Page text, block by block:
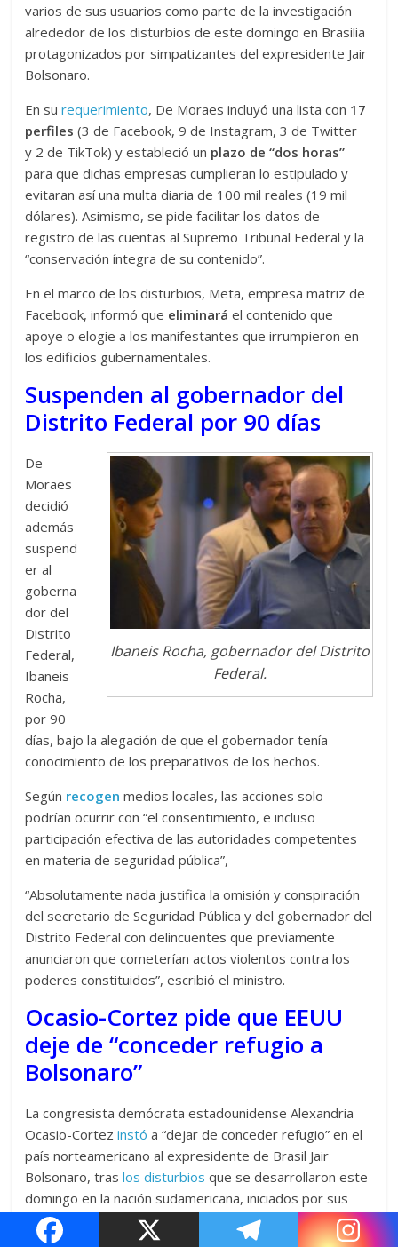
varios de sus usuarios como parte de la investigación
alrededor de los disturbios de este domingo en Brasilia
protagonizados por simpatizantes del expresidente Jair
Bolsonaro.
En surequerimiento, De Moraes incluyó una lista con 17
perfiles (3 de Facebook, 9 de Instagram, 3 de Twitter
y 2 de TikTok) y estableció un plazo de “dos horas”
para que dichas empresas cumplieran lo estipulado y
evitaran así una multa diaria de 100 mil reales (19 mil
dólares). Asimismo, se pide facilitar los datos de
registro de las cuentas al Supremo Tribunal Federal y la
“conservación íntegra de su contenido”.
En el marco de los disturbios, Meta, empresa matriz de
Facebook, informó que eliminará el contenido que
apoye o elogie a los manifestantes que irrumpieron en
los edificios gubernamentales.
Suspenden al gobernador del
Distrito Federal por 90 días
Ibaneis Rocha, gobernador del Distrito
Federal.
De
Moraes
decidió
además
suspend
er al
goberna
dor del
Distrito
Federal,
Ibaneis
Rocha,
por 90
días, bajo la alegación de que el gobernador tenía
conocimiento de los preparativos de los hechos.
Según recogen medios locales, las acciones solo
podrían ocurrir con “el consentimiento, e incluso
participación efectiva de las autoridades competentes
en materia de seguridad pública”,
“Absolutamente nada justifica la omisión y conspiración
del secretario de Seguridad Pública y del gobernador del
Distrito Federal con delincuentes que previamente
anunciaron que cometerían actos violentos contra los
poderes constituidos”, escribió el ministro.
Ocasio-Cortez pide que EEUU
deje de “conceder refugio a
Bolsonaro”
La congresista demócrata estadounidense Alexandria
Ocasio-Cortezinstó a “dejar de conceder refugio” en el
país norteamericano al expresidente de Brasil Jair
Bolsonaro, traslos disturbios que se desarrollaron este
domingo en la nación sudamericana, iniciados por sus
partidarios.